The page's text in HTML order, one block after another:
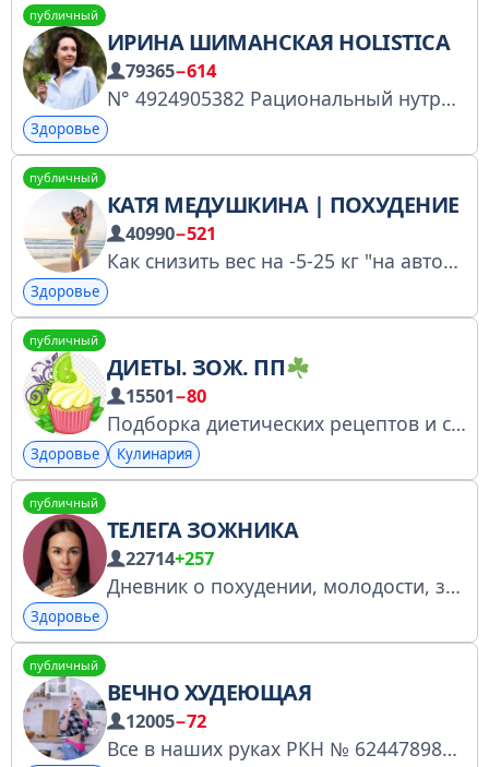
публичный
ИРИНА ШИМАНСКАЯ HOLISTICA
79365−614
N° 4924905382 Рациональный нутрициолог Энергия, легкость, плоский живот, красивая кожа, здоровый вес и низкий уровень стресса с помощью еды и ЗОЖ вместо горстей БАД. Школа практической нутрициологии https://holistica.academy/
Здоровье
публичный
КАТЯ МЕДУШКИНА | ПОХУДЕНИЕ
40990−521
Как снизить вес на -5-25 кг "на автомате"? Как перестать наедаться на ночь и избавиться от тяги к сладкому? Как победить гормоны и похудеть? Каждый день делюсь упражнениями, меню, бесплатными чек-листами и гайдами Подарок в закрепе
Здоровье
публичный
ДИЕТЫ. ЗОЖ. ПП
15501−80
Подборка диетических рецептов и советов по правильному питанию с расчётом БЖУ. И не только.... По всем вопросам ТОЛЬКО на @TS_adminn Других аккаунтов у нас нет.
Здоровье Кулинария
публичный
ТЕЛЕГА ЗОЖНИКА
22714+257
Дневник о похудении, молодости, здоровье, биохакинге, питании и исследованиях. Присоединяйся к мягкому марафону https://t.me/krylovaevgenia_bot?start=start Включен в перечень персональных страниц № 4851219768
Здоровье
публичный
ВЕЧНО ХУДЕЮЩАЯ
12005−72
Все в наших руках РКН № 6244789865 По поводу рекламы писать @Zippak90